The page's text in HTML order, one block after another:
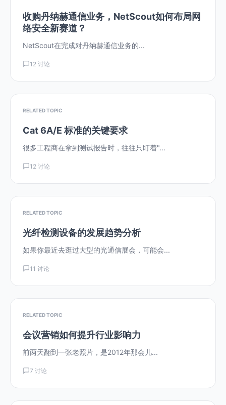
收购丹纳赫通信业务，NetScout如何布局网
络安全新赛道？
NetScout在完成对丹纳赫通信业务的...
12 讨论
RELATED TOPIC
Cat 6A/E 标准的关键要求
很多工程商在拿到测试报告时，往往只盯着"...
12 讨论
RELATED TOPIC
光纤检测设备的发展趋势分析
如果你最近去逛过大型的光通信展会，可能会...
11 讨论
RELATED TOPIC
会议营销如何提升行业影响力
前两天翻到一张老照片，是2012年那会儿...
7 讨论